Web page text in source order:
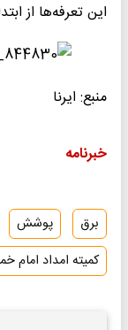
این تعرفه‌ها از
منبع: ایرنا
خبرنامه
برق پوشش
کمیته امداد امام